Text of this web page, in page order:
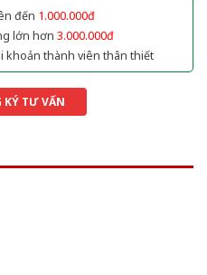
đến 1.000.000đ
lớn hơn 3.000.000đ
khoản thành viên thân thiết
KÝ TƯ VẤN